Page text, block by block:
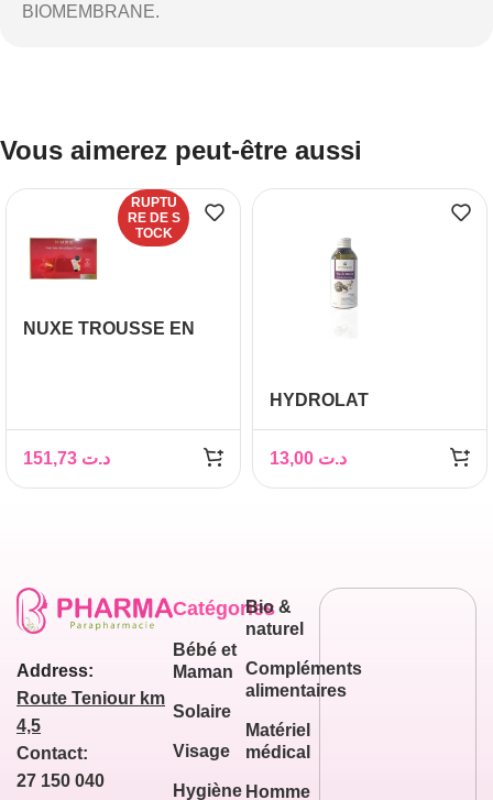
BIOMEMBRANE.
Vous aimerez peut-être aussi
RUPTU
RE DE S
TOCK
NUXE TROUSSE EN
ONGLES 50ML
OFFERTSد.ت
HYDROLAT
PHYTOKAD
د.ت
Address:
Route Teniour km
4,5
Contact:
27 150 040
Catégories
Bébé et
Maman
Solaire
Visage
Hygiène
Bio &
naturel
Compléments
alimentaires
Matériel
médical
Homme